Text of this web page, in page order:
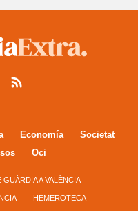
Economía
Societat
Oci
GUÀRDIA A VALÈNCIA
HEMEROTECA